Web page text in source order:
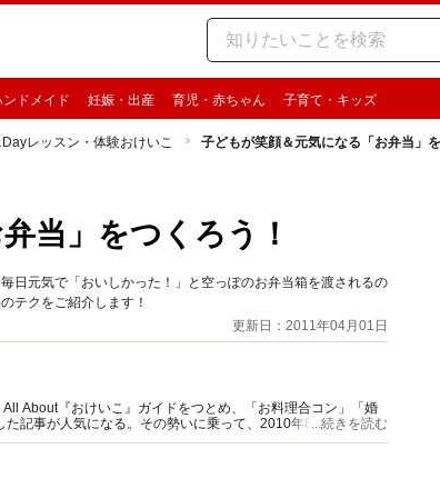
ンドメイド 妊娠・出産 育児・赤ちゃん 子育て・キッズ
レッスン・体験おけいこ 子どもが笑顔＆元気になる「お弁当」
当」をつくろう！
日元気で「おいしかった！」と空っぽのお弁当箱を渡されるの
テクをご紹介します！
更新日：2011年04月01日
About『おけいこ』ガイドをつとめ、「お料理合コン」「婚
記事が人気になる。その勢いに乗って、2010年8月からは
ッターとして定評アリ。
...続きを読む